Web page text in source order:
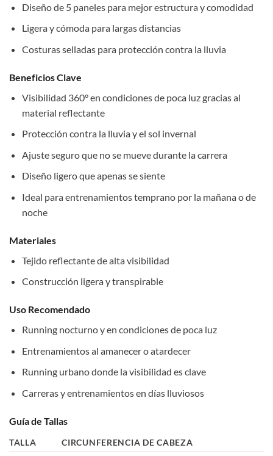
Diseño de 5 paneles para mejor estructura y comodidad
Ligera y cómoda para largas distancias
Costuras selladas para protección contra la lluvia
Beneficios Clave
Visibilidad 360° en condiciones de poca luz gracias al
material reflectante
Protección contra la lluvia y el sol invernal
Ajuste seguro que no se mueve durante la carrera
Diseño ligero que apenas se siente
Ideal para entrenamientos temprano por la mañana o de
noche
Materiales
Tejido reflectante de alta visibilidad
Construcción ligera y transpirable
Uso Recomendado
Running nocturno y en condiciones de poca luz
Entrenamientos al amanecer o atardecer
Running urbano donde la visibilidad es clave
Carreras y entrenamientos en días lluviosos
Guía de Tallas
TALLA
CIRCUNFERENCIA DE CABEZA